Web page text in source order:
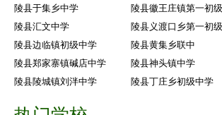
陵县于集乡中学 陵县徽王庄镇第一初
陵县汇文中学
陵县义渡口乡第一初
陵县边临镇初级中学
陵县黄集乡联中
陵县郑家寨镇碱店中学
陵县神头镇中学
陵县陵城镇刘泮中学
陵县丁庄乡初级中学